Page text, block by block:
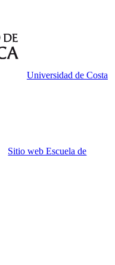
Universidad de Costa
Sitio web Escuela de